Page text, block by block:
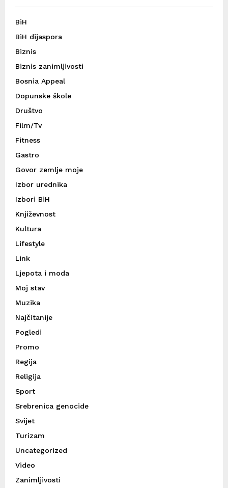
BiH
BiH dijaspora
Biznis
Biznis zanimljivosti
Bosnia Appeal
Dopunske škole
Društvo
Film/Tv
Fitness
Gastro
Govor zemlje moje
Izbor urednika
Izbori BiH
Književnost
Kultura
Lifestyle
Link
Ljepota i moda
Moj stav
Muzika
Najčitanije
Pogledi
Promo
Regija
Religija
Sport
Srebrenica genocide
Svijet
Turizam
Uncategorized
Video
Zanimljivosti